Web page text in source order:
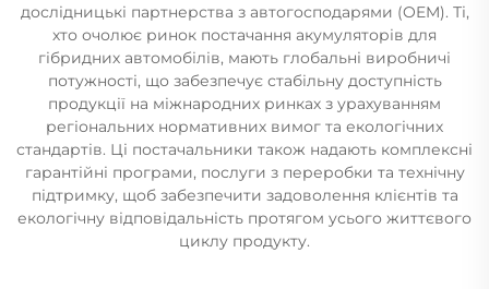
дослідницькі партнерства з автогосподарями (OEM). Ті,
хто очолює ринок постачання акумуляторів для
гібридних автомобілів, мають глобальні виробничі
потужності, що забезпечує стабільну доступність
продукції на міжнародних ринках з урахуванням
регіональних нормативних вимог та екологічних
стандартів. Ці постачальники також надають комплексні
гарантійні програми, послуги з переробки та технічну
підтримку, щоб забезпечити задоволення клієнтів та
екологічну відповідальність протягом усього життєвого
циклу продукту.